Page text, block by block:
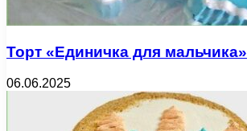
Торт «Единичка для мальчика»
06.06.2025